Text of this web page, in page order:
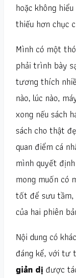
hoặc không
thiếu hơn chục
Mình có một
phải trình bày
tương thích
nào, lúc nào,
xong nếu sách
sách cho thật
quan điểm cá
mình quyết
mong muốn có
tốt để sưu tầm,
của hai phiên
Nội dung có
đáng kể, với tư
giản dị được